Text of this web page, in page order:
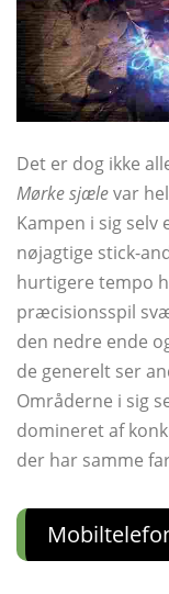
Det er dog ikke
Mørke sjælevar
Kampen i sig
nøjagtige stick-
hurtigere tempo
præcisionsspil
den nedre ende
de generelt ser
Områderne i sig
domineret af
der har samme